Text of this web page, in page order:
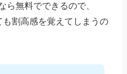
ら無料でできるので、
割高感を覚えてしまうの